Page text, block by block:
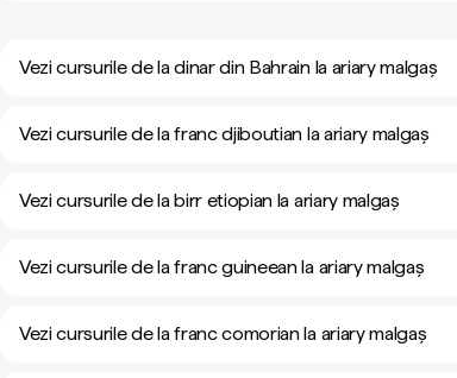
Vezi cursurile de la dinar din Bahrain la ariary malgaș
Vezi cursurile de la franc djiboutian la ariary malgaș
Vezi cursurile de la birr etiopian la ariary malgaș
Vezi cursurile de la franc guineean la ariary malgaș
Vezi cursurile de la franc comorian la ariary malgaș